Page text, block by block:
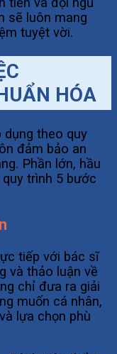
sẽ luôn mang
tuyệt vời.
HÓA
dụng theo quy
đảm bảo an
Phần lớn, hầu
trình 5 bước
tiếp với bác sĩ
và thảo luận về
chỉ đưa ra giải
muốn cá nhân,
lựa chọn phù